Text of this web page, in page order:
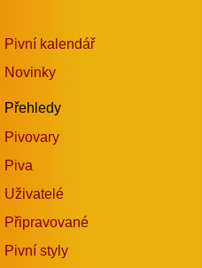
Pivní kalendář
Novinky
Přehledy
Pivovary
Piva
Uživatelé
Připravované
Pivní styly